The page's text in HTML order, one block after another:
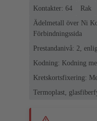
Kontakter: 64
Rak
Ädelmetall över Ni
Förbindningssida
Prestandanivå: 2,
Kodning: Kodning
Kretskortsfixering:
Termoplast,